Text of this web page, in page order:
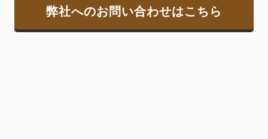
弊社へのお問い合わせはこちら